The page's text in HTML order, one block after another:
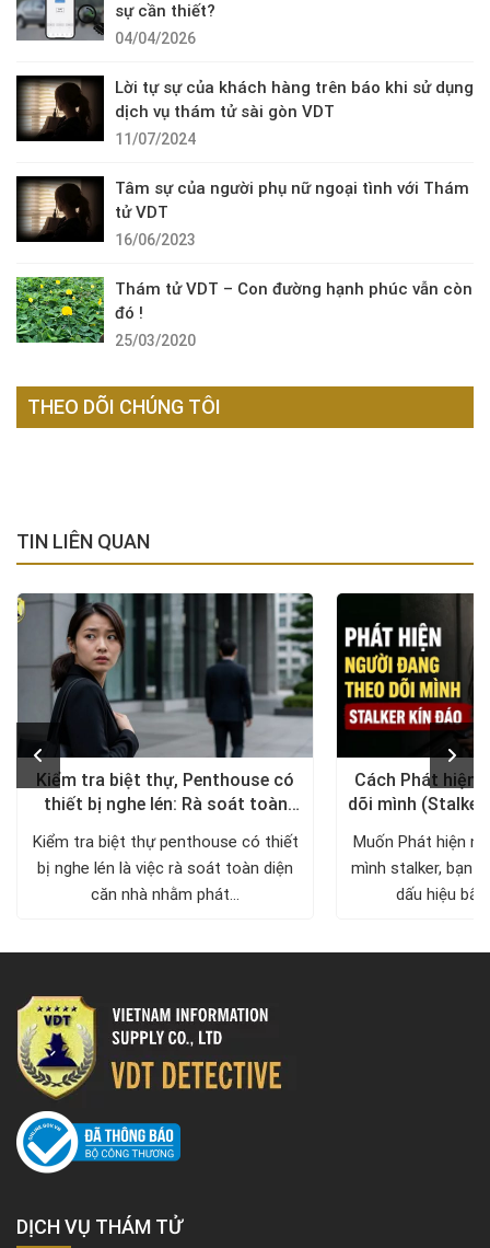
sự cần thiết?
04/04/2026
Lời tự sự của khách hàng trên báo khi sử dụng
dịch vụ thám tử sài gòn VDT
11/07/2024
Tâm sự của người phụ nữ ngoại tình với Thám
tử VDT
16/06/2023
Thám tử VDT – Con đường hạnh phúc vẫn còn
đó !
25/03/2020
THEO DÕI CHÚNG TÔI
TIN LIÊN QUAN
Kiểm tra biệt thự, Penthouse có
thiết bị nghe lén: Rà soát toàn
diện, trả lại không gian riêng tư
Kiểm tra biệt thự penthouse có thiết
bị nghe lén là việc rà soát toàn diện
căn nhà nhằm phát...
Cách Phát hiện
dõi mình
Muốn Phát hiện
mình stalker, bạn
dấu hiệu bất
DỊCH VỤ THÁM TỬ